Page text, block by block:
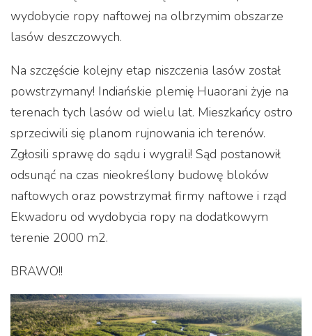
wydobycie ropy naftowej na olbrzymim obszarze
lasów deszczowych.
Na szczęście kolejny etap niszczenia lasów został
powstrzymany! Indiańskie plemię Huaorani żyje na
terenach tych lasów od wielu lat. Mieszkańcy ostro
sprzeciwili się planom rujnowania ich terenów.
Zgłosili sprawę do sądu i wygrali! Sąd postanowił
odsunąć na czas nieokreślony budowę bloków
naftowych oraz powstrzymał firmy naftowe i rząd
Ekwadoru od wydobycia ropy na dodatkowym
terenie 2000 m2.
BRAWO!!